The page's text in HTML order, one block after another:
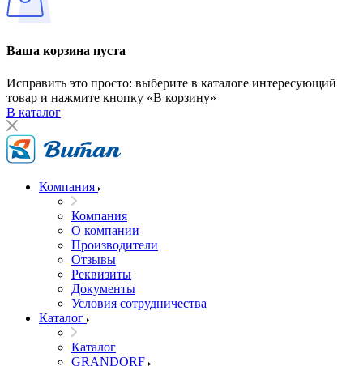
Ваша корзина пуста
Исправить это просто: выберите в каталоге интересующий
товар и нажмите кнопку «В корзину»
В каталог
Компания
Компания
О компании
Производители
Отзывы
Реквизиты
Документы
Условия сотрудничества
Каталог
Каталог
GRANDORF